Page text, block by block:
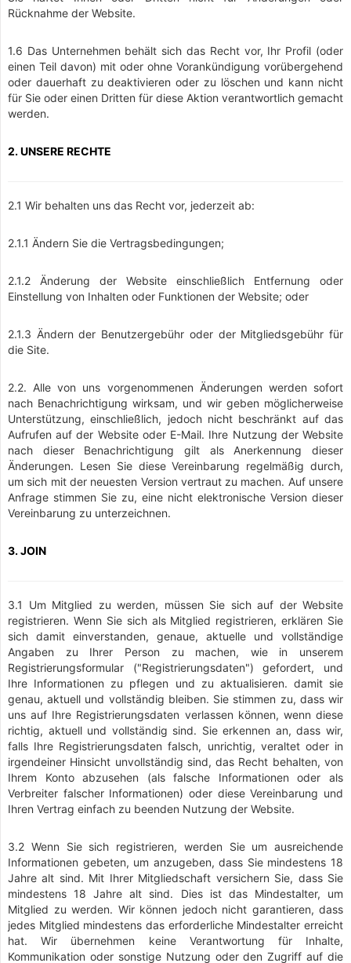
Rücknahme der Website.
1.6 Das Unternehmen behält sich das Recht vor, Ihr Profil (oder
einen Teil davon) mit oder ohne Vorankündigung vorübergehend
oder dauerhaft zu deaktivieren oder zu löschen und kann nicht
für Sie oder einen Dritten für diese Aktion verantwortlich gemacht
werden.
2. UNSERE RECHTE
2.1 Wir behalten uns das Recht vor, jederzeit ab:
2.1.1 Ändern Sie die Vertragsbedingungen;
2.1.2 Änderung der Website einschließlich Entfernung oder
Einstellung von Inhalten oder Funktionen der Website; oder
2.1.3 Ändern der Benutzergebühr oder der Mitgliedsgebühr für
die Site.
2.2. Alle von uns vorgenommenen Änderungen werden sofort
nach Benachrichtigung wirksam, und wir geben möglicherweise
Unterstützung, einschließlich, jedoch nicht beschränkt auf das
Aufrufen auf der Website oder E-Mail. Ihre Nutzung der Website
nach dieser Benachrichtigung gilt als Anerkennung dieser
Änderungen. Lesen Sie diese Vereinbarung regelmäßig durch,
um sich mit der neuesten Version vertraut zu machen. Auf unsere
Anfrage stimmen Sie zu, eine nicht elektronische Version dieser
Vereinbarung zu unterzeichnen.
3. JOIN
3.1 Um Mitglied zu werden, müssen Sie sich auf der Website
registrieren. Wenn Sie sich als Mitglied registrieren, erklären Sie
sich damit einverstanden, genaue, aktuelle und vollständige
Angaben zu Ihrer Person zu machen, wie in unserem
Registrierungsformular ("Registrierungsdaten") gefordert, und
Ihre Informationen zu pflegen und zu aktualisieren. damit sie
genau, aktuell und vollständig bleiben. Sie stimmen zu, dass wir
uns auf Ihre Registrierungsdaten verlassen können, wenn diese
richtig, aktuell und vollständig sind. Sie erkennen an, dass wir,
falls Ihre Registrierungsdaten falsch, unrichtig, veraltet oder in
irgendeiner Hinsicht unvollständig sind, das Recht behalten, von
Ihrem Konto abzusehen (als falsche Informationen oder als
Verbreiter falscher Informationen) oder diese Vereinbarung und
Ihren Vertrag einfach zu beenden Nutzung der Website.
3.2 Wenn Sie sich registrieren, werden Sie um ausreichende
Informationen gebeten, um anzugeben, dass Sie mindestens 18
Jahre alt sind. Mit Ihrer Mitgliedschaft versichern Sie, dass Sie
mindestens 18 Jahre alt sind. Dies ist das Mindestalter, um
Mitglied zu werden. Wir können jedoch nicht garantieren, dass
jedes Mitglied mindestens das erforderliche Mindestalter erreicht
hat. Wir übernehmen keine Verantwortung für Inhalte,
Kommunikation oder sonstige Nutzung oder den Zugriff auf die